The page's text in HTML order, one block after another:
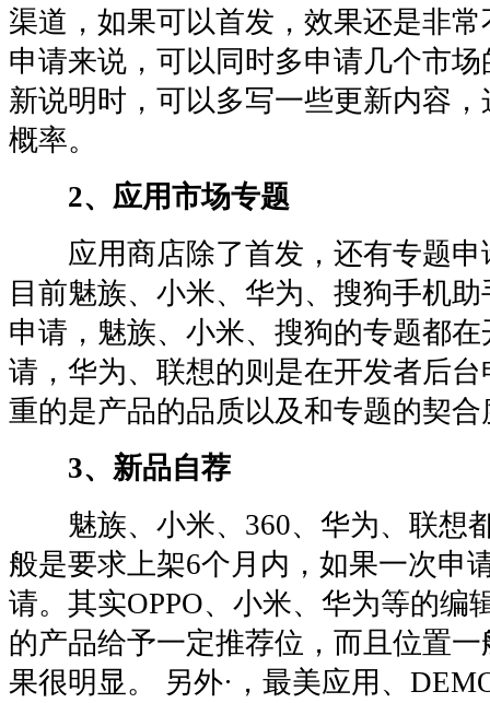
渠道，如果可以首发，效果还是非
申请来说，可以同时多申请几个市
新说明时，可以多写一些更新内容
概率。
2、应用市场专题
应用商店除了首发，还有专题申
目前魅族、小米、华为、搜狗手机
申请，魅族、小米、搜狗的专题都
请，华为、联想的则是在开发者后
重的是产品的品质以及和专题的契合
3、新品自荐
魅族、小米、360、华为、联想
般是要求上架6个月内，如果一次申
请。其实OPPO、小米、华为等的编
的产品给予一定推荐位，而且位置
果很明显。 另外·，最美应用、